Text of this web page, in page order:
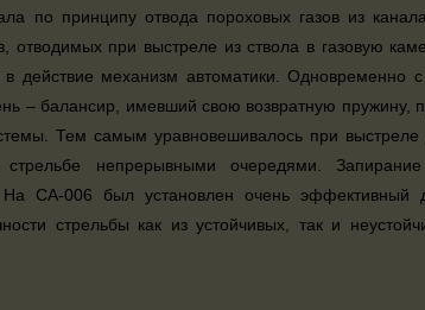
по принципу отвода пороховых газов из
отводимых при выстреле из ствола в газовую
действие механизм автоматики. Одновременно с
– балансир, имевший свою возвратную пружину,
Тем самым уравновешивалось при выстреле
непрерывными очередями.
СА-006 был установлен очень эффективный
стрельбы как из устойчивых, так и